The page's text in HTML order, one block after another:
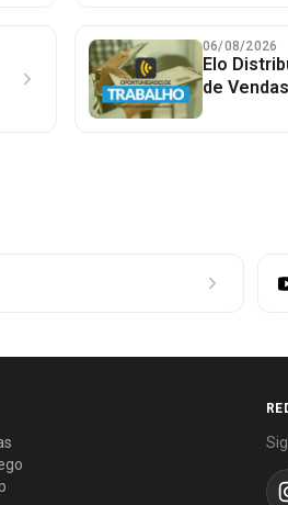
06/08/2026
Elo
de